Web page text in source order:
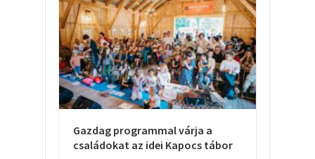
Gazdag programmal várja a
családokat az idei Kapocs tábor